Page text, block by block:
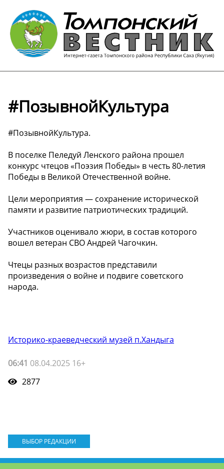
#ПозывнойКультура
#ПозывнойКультура.
В поселке Пеледуй Ленского района прошел
конкурс чтецов «Поэзия Победы» в честь 80-летия
Победы в Великой Отечественной войне.
Цели мероприятия — сохранение исторической
памяти и развитие патриотических традиций.
Участников оценивало жюри, в состав которого
вошел ветеран СВО Андрей Чагочкин.
Чтецы разных возрастов представили
произведения о войне и подвиге советского
народа.
Историко-краеведческий музей п.Хандыга
06:41 08.04.2025 16+
2877
ВЫБОР РЕДАКЦИИ